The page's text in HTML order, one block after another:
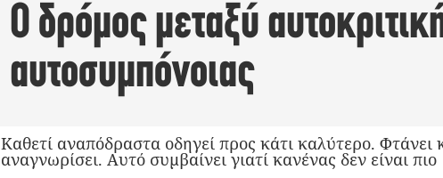
Ο δρόμος μεταξύ
αυτοσυμπόνοιας
Καθετί αναπόδραστα οδηγεί προς κάτι καλύτερο. Φτάνει
αναγνωρίσει. Αυτό συμβαίνει γιατί κανένας δεν είναι πιο